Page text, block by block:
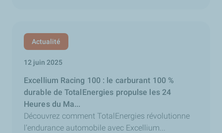
Actualité
12 juin 2025
Excellium Racing 100 : le carburant 100 %
durable de TotalEnergies propulse les 24
Heures du Ma...
Découvrez comment TotalEnergies révolutionne
l’endurance automobile avec Excellium...